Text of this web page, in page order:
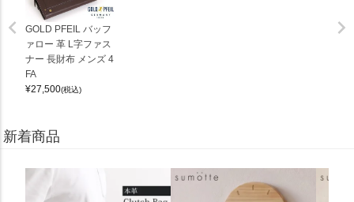
GOLD PFEIL バッフ
ァロー 革 L字ファス
ナー 長財布 メンズ 4
FA
¥27,500(税込)
新着商品